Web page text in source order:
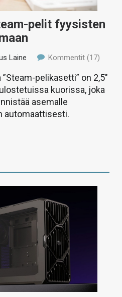
pelit fyysisten
Laine Kommentit (17)
pelikasetti” on 2,5″
kuorissa, joka
asemalle
automaattisesti.